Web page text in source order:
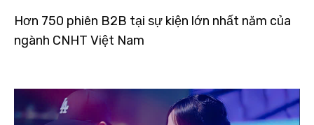
Hơn 750 phiên B2B tại sự kiện lớn nhất năm của
ngành CNHT Việt Nam